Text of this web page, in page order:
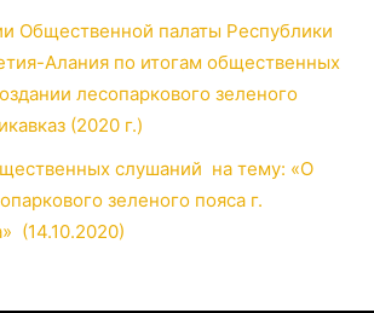
Общественной палаты Республики
Алания по итогам общественных
лесопаркового зеленого
(2020 г.)
слушаний на тему: «О
зеленого пояса г.
(14.10.2020)